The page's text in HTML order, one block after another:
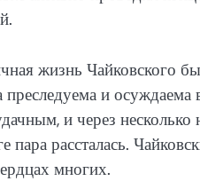
жизнь Чайковского
преследуема и
и через
пара рассталась.
многих.